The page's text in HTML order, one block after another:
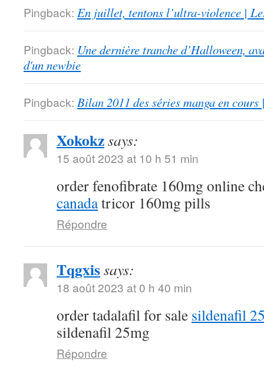
Pingback: En juillet, tentons l’ultra-violence |
Pingback: Une dernière tranche d’Halloween,
d'un newbie
Pingback: Bilan 2011 des séries manga en
Xokokzsays:
15 août 2023 at 10 h 51 min
order fenofibrate 160mg online
canadatricor 160mg pills
Répondre
Tqgxissays:
18 août 2023 at 0 h 40 min
order tadalafil for sale sildenafil
sildenafil 25mg
Répondre